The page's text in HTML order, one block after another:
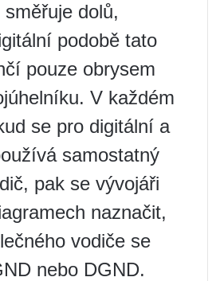
dolů,
podobě tato
pouze obrysem
V každém
se pro digitální a
samostatný
pak se vývojáři
naznačit,
vodiče se
nebo DGND.